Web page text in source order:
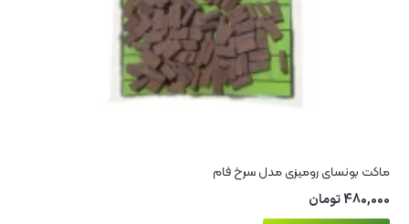
ماکت بونسای رومیزی مدل سرخ‌ فام
480,000تومان